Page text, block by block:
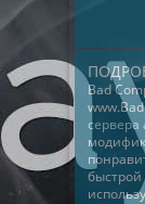
Bad
сервера